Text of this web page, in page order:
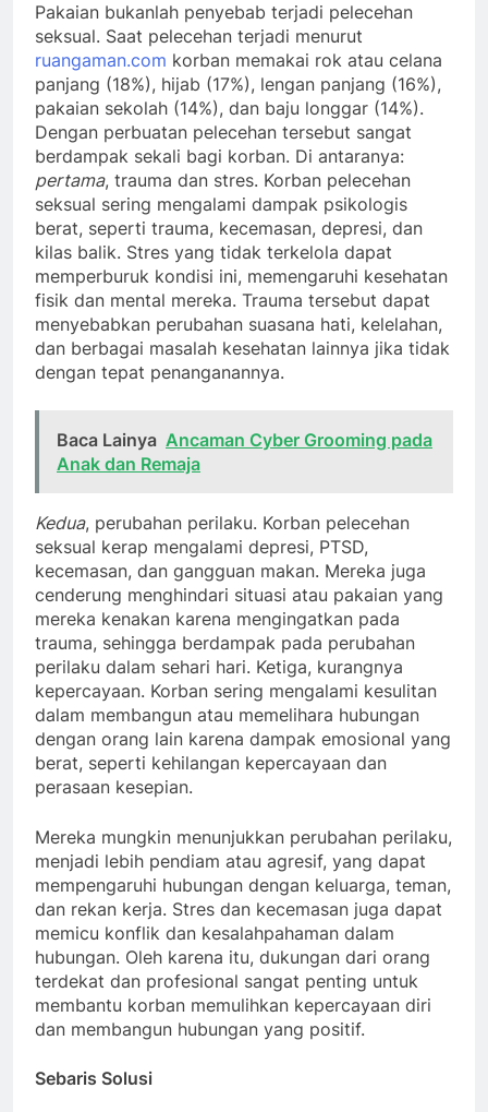
Pakaian bukanlah penyebab terjadi pelecehan
seksual. Saat pelecehan terjadi menurut
ruangaman.com korban memakai rok atau celana
panjang (18%), hijab (17%), lengan panjang (16%),
pakaian sekolah (14%), dan baju longgar (14%).
Dengan perbuatan pelecehan tersebut sangat
berdampak sekali bagi korban. Di antaranya:
pertama, trauma dan stres. Korban pelecehan
seksual sering mengalami dampak psikologis
berat, seperti trauma, kecemasan, depresi, dan
kilas balik. Stres yang tidak terkelola dapat
memperburuk kondisi ini, memengaruhi kesehatan
fisik dan mental mereka. Trauma tersebut dapat
menyebabkan perubahan suasana hati, kelelahan,
dan berbagai masalah kesehatan lainnya jika tidak
dengan tepat penanganannya.
Baca Lainya Ancaman Cyber Grooming pada
Anak dan Remaja
Kedua, perubahan perilaku. Korban pelecehan
seksual kerap mengalami depresi, PTSD,
kecemasan, dan gangguan makan. Mereka juga
cenderung menghindari situasi atau pakaian yang
mereka kenakan karena mengingatkan pada
trauma, sehingga berdampak pada perubahan
perilaku dalam sehari hari. Ketiga, kurangnya
kepercayaan. Korban sering mengalami kesulitan
dalam membangun atau memelihara hubungan
dengan orang lain karena dampak emosional yang
berat, seperti kehilangan kepercayaan dan
perasaan kesepian.
Mereka mungkin menunjukkan perubahan perilaku,
menjadi lebih pendiam atau agresif, yang dapat
mempengaruhi hubungan dengan keluarga, teman,
dan rekan kerja. Stres dan kecemasan juga dapat
memicu konflik dan kesalahpahaman dalam
hubungan. Oleh karena itu, dukungan dari orang
terdekat dan profesional sangat penting untuk
membantu korban memulihkan kepercayaan diri
dan membangun hubungan yang positif.
Sebaris Solusi